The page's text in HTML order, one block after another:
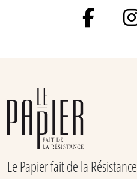
Le Papier fait de la Résistance